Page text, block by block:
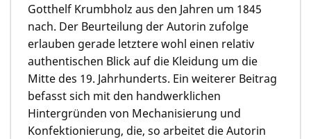
Gotthelf Krumbholz aus den Jahren um 1845
nach. Der Beurteilung der Autorin zufolge
erlauben gerade letztere wohl einen relativ
authentischen Blick auf die Kleidung um die
Mitte des 19. Jahrhunderts. Ein weiterer Beitrag
befasst sich mit den handwerklichen
Hintergründen von Mechanisierung und
Konfektionierung, die, so arbeitet die Autorin